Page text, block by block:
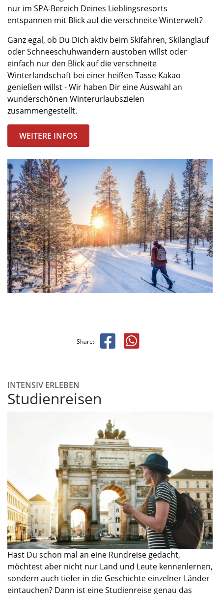
nur im SPA-Bereich Deines Lieblingsresorts
entspannen mit Blick auf die verschneite Winterwelt?
Ganz egal, ob Du Dich aktiv beim Skifahren, Skilanglauf
oder Schneeschuhwandern austoben willst oder
einfach nur den Blick auf die verschneite
Winterlandschaft bei einer heißen Tasse Kakao
genießen willst - Wir haben Dir eine Auswahl an
wunderschönen Winterurlaubszielen
zusammengestellt.
WEITERE INFOS
Share:
INTENSIV ERLEBEN
Studienreisen
Hast Du schon mal an eine Rundreise gedacht,
möchtest aber nicht nur Land und Leute kennenlernen,
sondern auch tiefer in die Geschichte einzelner Länder
eintauchen? Dann ist eineStudienreise genau das